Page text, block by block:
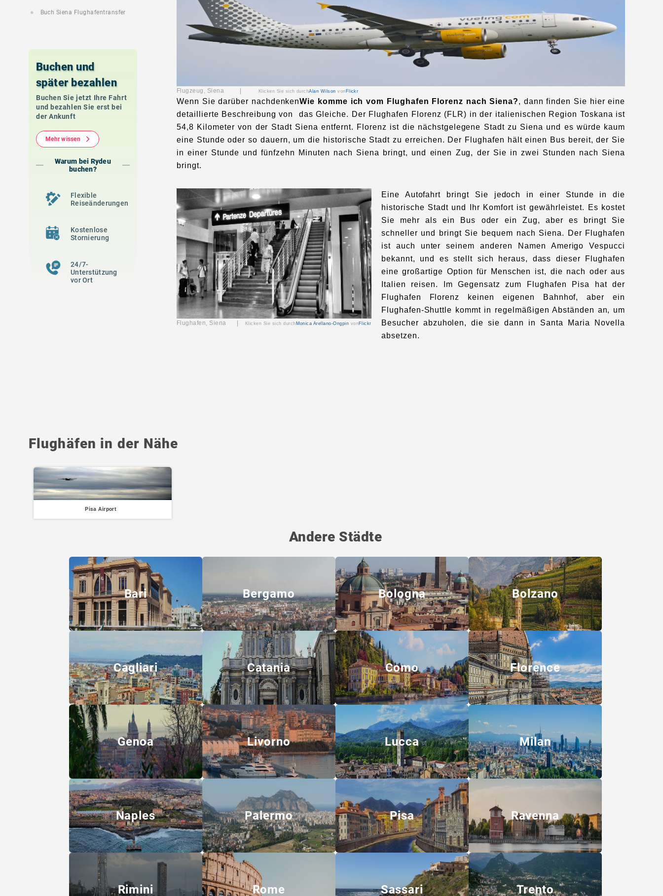
Buch Siena Flughafentransfer
Buchen und
später bezahlen
Buchen Sie jetzt Ihre Fahrt
und bezahlen Sie erst bei
der Ankunft
Mehr wissen
Warum bei Rydeu
buchen?
Flexible
Reiseänderungen
Kostenlose
Stornierung
24/7-
Unterstützung
vor Ort
Flugzeug, Siena | Klicken Sie sich durchAlan Wilson von Flickr
Wenn Sie darüber nachdenkenWie komme ich vom Flughafen Florenz nach Siena?, dann finden Sie hier eine
detaillierte Beschreibung von das Gleiche. Der Flughafen Florenz (FLR) in der italienischen Region Toskana ist
54,8 Kilometer von der Stadt Siena entfernt. Florenz ist die nächstgelegene Stadt zu Siena und es würde kaum
eine Stunde oder so dauern, um die historische Stadt zu erreichen. Der Flughafen hält einen Bus bereit, der Sie
in einer Stunde und fünfzehn Minuten nach Siena bringt, und einen Zug, der Sie in zwei Stunden nach Siena
bringt.
Flughafen, Siena | Klicken Sie sich durch Monica Arellano-Ongpin vonFlickr
Eine Autofahrt bringt Sie jedoch in einer Stunde in die
historische Stadt und Ihr Komfort ist gewährleistet. Es kostet
Sie mehr als ein Bus oder ein Zug, aber es bringt Sie
schneller und bringt Sie bequem nach Siena. Der Flughafen
ist auch unter seinem anderen Namen Amerigo Vespucci
bekannt, und es stellt sich heraus, dass dieser Flughafen
eine großartige Option für Menschen ist, die nach oder aus
Italien reisen. Im Gegensatz zum Flughafen Pisa hat der
Flughafen Florenz keinen eigenen Bahnhof, aber ein
Flughafen-Shuttle kommt in regelmäßigen Abständen an, um
Besucher abzuholen, die sie dann in Santa Maria Novella
absetzen.
Flughäfen in der Nähe
Pisa Airport
Andere Städte
Bari Bergamo Bologna Bolzano
Cagliari Catania Como Florence
Genoa Livorno Lucca Milan
Naples Palermo Pisa Ravenna
Rimini Rome Sassari Trento